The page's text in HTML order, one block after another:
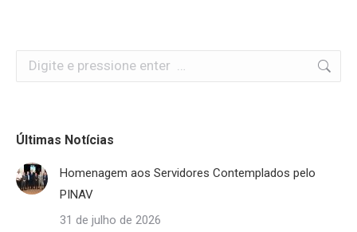
Search:
Últimas Notícias
Homenagem aos Servidores Contemplados pelo
PINAV
31 de julho de 2026